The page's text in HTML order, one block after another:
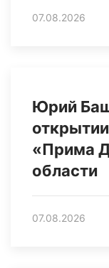
07.08.2026
Юрий
«Прима
области
07.08.2026